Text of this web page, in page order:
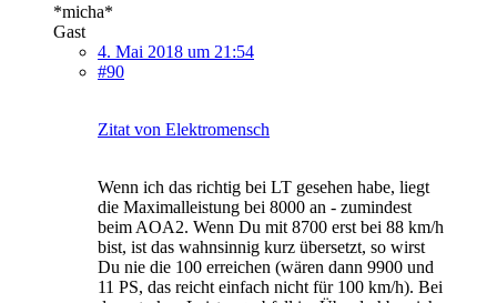
*micha*
Gast
4. Mai 2018 um 21:54
#90
Zitat von Elektromensch
Wenn ich das richtig bei LT gesehen habe, liegt
die Maximalleistung bei 8000 an - zumindest
beim AOA2. Wenn Du mit 8700 erst bei 88 km/h
bist, ist das wahnsinnig kurz übersetzt, so wirst
Du nie die 100 erreichen (wären dann 9900 und
11 PS, das reicht einfach nicht für 100 km/h). Bei